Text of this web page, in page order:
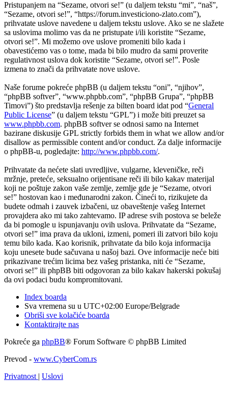
Pristupanjem na “Sezame, otvori se!” (u daljem tekstu “mi”, “naš”,
“Sezame, otvori se!”, “https://forum.investiciono-zlato.com”),
prihvatate uslove navedene u daljem tekstu uslove. Ako se ne slažete
sa uslovima molimo vas da ne pristupate i/ili koristite “Sezame,
otvori se!”. Mi možemo ove uslove promeniti bilo kada i
obavestićemo vas o tome, mada bi bilo mudro da sami proverite
regulativnost uslova dok koristite “Sezame, otvori se!”. Posle
izmena to znači da prihvatate nove uslove.
Naše forume pokreće phpBB (u daljem tekstu “oni”, “njihov”,
“phpBB softver”, “www.phpbb.com”, “phpBB Grupa”, “phpBB
Timovi”) što predstavlja rešenje za bilten board idat pod “General
Public License” (u daljem tekstu “GPL”) i može biti preuzet sa
www.phpbb.com. phpBB softver se odnosi samo na Internet
bazirane diskusije GPL strictly forbids them in what we allow and/or
disallow as permissible content and/or conduct. Za dalje informacije
o phpBB-u, pogledajte: http://www.phpbb.com/.
Prihvatate da nećete slati uvredljive, vulgarne, kleveničke, reči
mržnje, preteće, seksualno orijentisane reči ili bilo kakav materijal
koji ne poštuje zakon vaše zemlje, zemlje gde je “Sezame, otvori
se!” hostovan kao i međunarodni zakon. Čineći to, rizikujete da
budete odmah i zauvek izbačeni, uz obaveštenje vašeg Internet
provajdera ako mi tako zahtevamo. IP adrese svih postova se beleže
da bi pomogle u ispunjavanju ovih uslova. Prihvatate da “Sezame,
otvori se!” ima prava da ukloni, izmeni, pomeri ili zatvori bilo koju
temu bilo kada. Kao korisnik, prihvatate da bilo koja informacija
koju unesete bude sačuvana u našoj bazi. Ove informacije neće biti
prikazivane trećim licima bez vašeg pristanka, niti će “Sezame,
otvori se!” ili phpBB biti odgovoran za bilo kakav hakerski pokušaj
da ovi podaci budu kompromitovani.
Index boarda
Sva vremena su u UTC+02:00 Europe/Belgrade
Obriši sve kolačiće boarda
Kontaktirajte nas
Pokreće ga phpBB® Forum Software © phpBB Limited
Prevod - www.CyberCom.rs
Privatnost | Uslovi